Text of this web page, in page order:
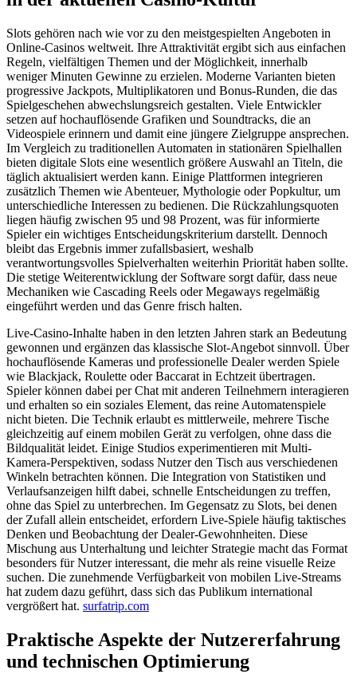
Slots gehören nach wie vor zu den meistgespielten Angeboten in
Online-Casinos weltweit. Ihre Attraktivität ergibt sich aus einfachen
Regeln, vielfältigen Themen und der Möglichkeit, innerhalb
weniger Minuten Gewinne zu erzielen. Moderne Varianten bieten
progressive Jackpots, Multiplikatoren und Bonus-Runden, die das
Spielgeschehen abwechslungsreich gestalten. Viele Entwickler
setzen auf hochauflösende Grafiken und Soundtracks, die an
Videospiele erinnern und damit eine jüngere Zielgruppe ansprechen.
Im Vergleich zu traditionellen Automaten in stationären Spielhallen
bieten digitale Slots eine wesentlich größere Auswahl an Titeln, die
täglich aktualisiert werden kann. Einige Plattformen integrieren
zusätzlich Themen wie Abenteuer, Mythologie oder Popkultur, um
unterschiedliche Interessen zu bedienen. Die Rückzahlungsquoten
liegen häufig zwischen 95 und 98 Prozent, was für informierte
Spieler ein wichtiges Entscheidungskriterium darstellt. Dennoch
bleibt das Ergebnis immer zufallsbasiert, weshalb
verantwortungsvolles Spielverhalten weiterhin Priorität haben sollte.
Die stetige Weiterentwicklung der Software sorgt dafür, dass neue
Mechaniken wie Cascading Reels oder Megaways regelmäßig
eingeführt werden und das Genre frisch halten.
Live-Casino-Inhalte haben in den letzten Jahren stark an Bedeutung
gewonnen und ergänzen das klassische Slot-Angebot sinnvoll. Über
hochauflösende Kameras und professionelle Dealer werden Spiele
wie Blackjack, Roulette oder Baccarat in Echtzeit übertragen.
Spieler können dabei per Chat mit anderen Teilnehmern interagieren
und erhalten so ein soziales Element, das reine Automatenspiele
nicht bieten. Die Technik erlaubt es mittlerweile, mehrere Tische
gleichzeitig auf einem mobilen Gerät zu verfolgen, ohne dass die
Bildqualität leidet. Einige Studios experimentieren mit Multi-
Kamera-Perspektiven, sodass Nutzer den Tisch aus verschiedenen
Winkeln betrachten können. Die Integration von Statistiken und
Verlaufsanzeigen hilft dabei, schnelle Entscheidungen zu treffen,
ohne das Spiel zu unterbrechen. Im Gegensatz zu Slots, bei denen
der Zufall allein entscheidet, erfordern Live-Spiele häufig taktisches
Denken und Beobachtung der Dealer-Gewohnheiten. Diese
Mischung aus Unterhaltung und leichter Strategie macht das Format
besonders für Nutzer interessant, die mehr als reine visuelle Reize
suchen. Die zunehmende Verfügbarkeit von mobilen Live-Streams
hat zudem dazu geführt, dass sich das Publikum international
vergrößert hat. surfatrip.com
Praktische Aspekte der Nutzererfahrung
und technischen Optimierung